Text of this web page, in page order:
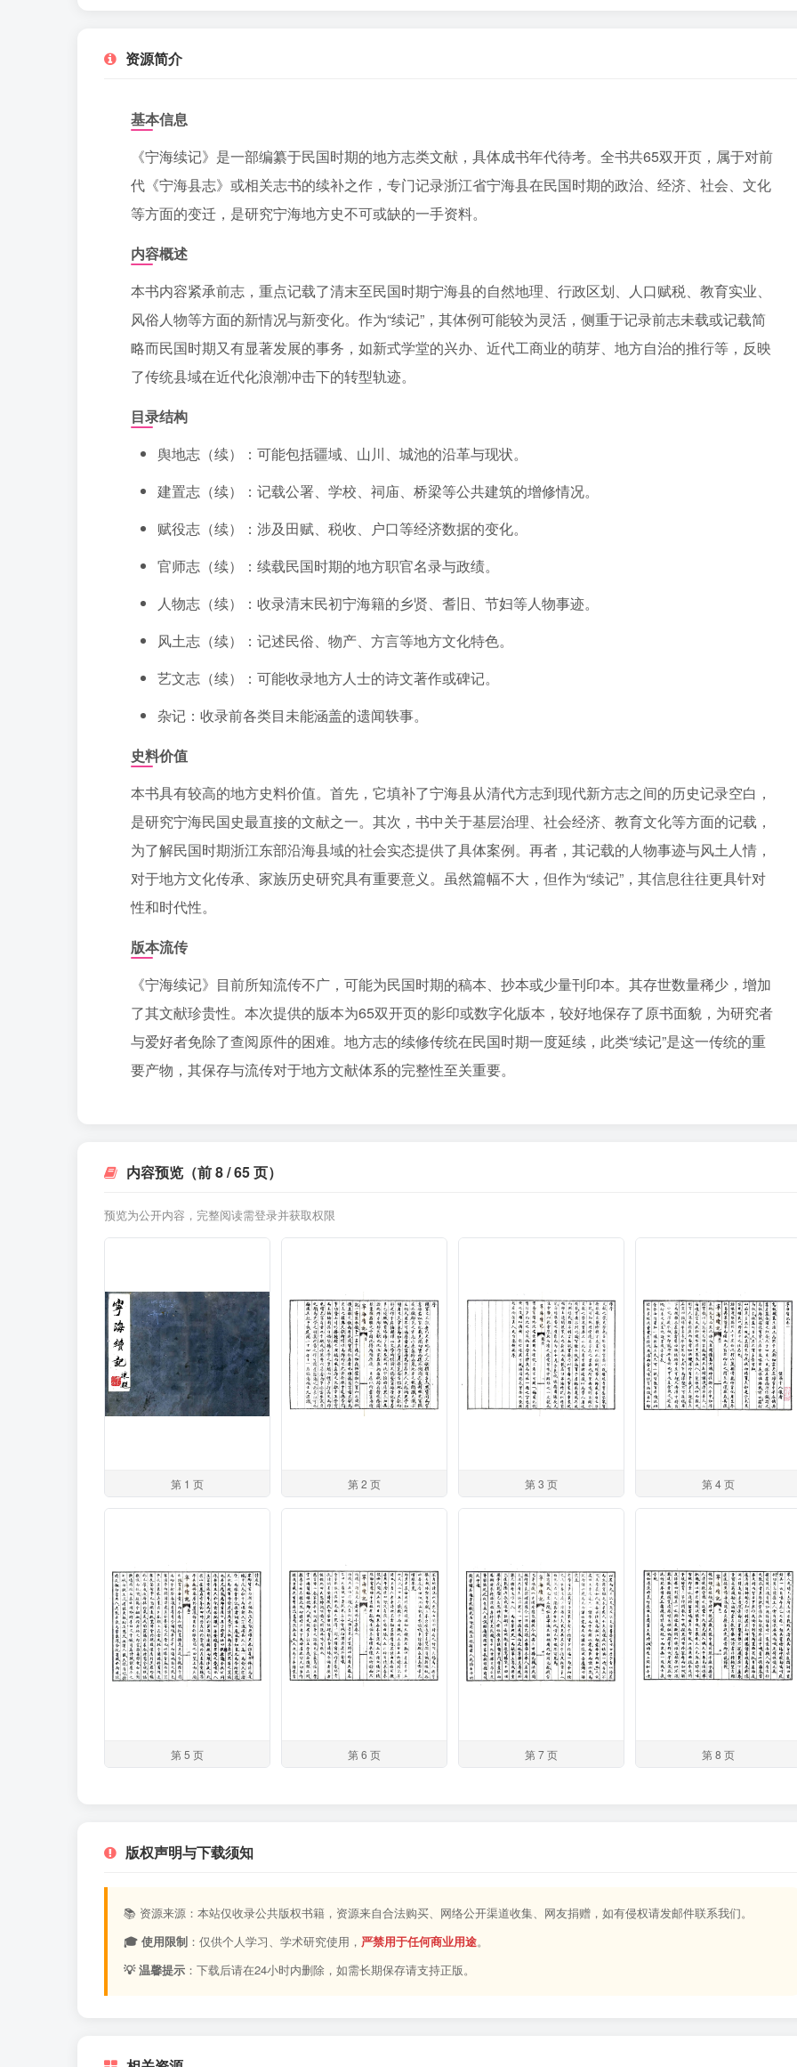
资源简介
基本信息
《宁海续记》是一部编纂于民国时期的地方志类文献，具体成书年代待考。全书共65双开页，属于对前
代《宁海县志》或相关志书的续补之作，专门记录浙江省宁海县在民国时期的政治、经济、社会、文化
等方面的变迁，是研究宁海地方史不可或缺的一手资料。
内容概述
本书内容紧承前志，重点记载了清末至民国时期宁海县的自然地理、行政区划、人口赋税、教育实业、
风俗人物等方面的新情况与新变化。作为“续记”，其体例可能较为灵活，侧重于记录前志未载或记载简
略而民国时期又有显著发展的事务，如新式学堂的兴办、近代工商业的萌芽、地方自治的推行等，反映
了传统县域在近代化浪潮冲击下的转型轨迹。
目录结构
舆地志（续）：可能包括疆域、山川、城池的沿革与现状。
建置志（续）：记载公署、学校、祠庙、桥梁等公共建筑的增修情况。
赋役志（续）：涉及田赋、税收、户口等经济数据的变化。
官师志（续）：续载民国时期的地方职官名录与政绩。
人物志（续）：收录清末民初宁海籍的乡贤、耆旧、节妇等人物事迹。
风土志（续）：记述民俗、物产、方言等地方文化特色。
艺文志（续）：可能收录地方人士的诗文著作或碑记。
杂记：收录前各类目未能涵盖的遗闻轶事。
史料价值
本书具有较高的地方史料价值。首先，它填补了宁海县从清代方志到现代新方志之间的历史记录空白，
是研究宁海民国史最直接的文献之一。其次，书中关于基层治理、社会经济、教育文化等方面的记载，
为了解民国时期浙江东部沿海县域的社会实态提供了具体案例。再者，其记载的人物事迹与风土人情，
对于地方文化传承、家族历史研究具有重要意义。虽然篇幅不大，但作为“续记”，其信息往往更具针对
性和时代性。
版本流传
《宁海续记》目前所知流传不广，可能为民国时期的稿本、抄本或少量刊印本。其存世数量稀少，增加
了其文献珍贵性。本次提供的版本为65双开页的影印或数字化版本，较好地保存了原书面貌，为研究者
与爱好者免除了查阅原件的困难。地方志的续修传统在民国时期一度延续，此类“续记”是这一传统的重
要产物，其保存与流传对于地方文献体系的完整性至关重要。
内容预览（前 8 / 65 页）
预览为公开内容，完整阅读需登录并获取权限
第 1 页 第 2 页 第 3 页 第 4 页
第 5 页 第 6 页 第 7 页 第 8 页
版权声明与下载须知
📚 资源来源：本站仅收录公共版权书籍，资源来自合法购买、网络公开渠道收集、网友捐赠，如有侵权请发邮件联系我们。
🎓 使用限制 ：仅供个人学习、学术研究使用， 严禁用于任何商业用途。
💡 温馨提示 ：下载后请在24小时内删除，如需长期保存请支持正版。